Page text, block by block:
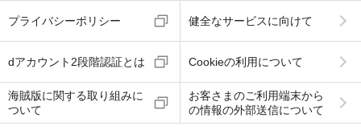
プライバシーポリシー 健全なサービスに向けて
dアカウント2段階認証とは Cookieの利用について
海賊版に関する取り組みに
ついて
お客さまのご利用端末から
の情報の外部送信について